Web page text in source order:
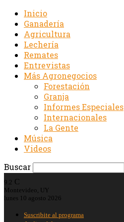
Inicio
Ganadería
Agricultura
Lechería
Remates
Entrevistas
Más Agronegocios
Forestación
Granja
Informes Especiales
Internacionales
La Gente
Música
Videos
Buscar
9.2 C
Montevideo, UY
lunes 10 agosto 2026
Suscribite al programa